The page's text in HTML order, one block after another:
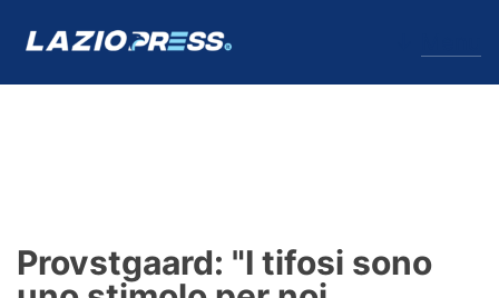
Formello
Provstgaard: "I tifosi sono